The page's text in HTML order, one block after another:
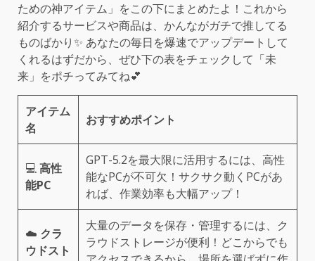
ための神アイテム」をこの下にまとめたよ！これから
紹介するサービスや商品は、かんながガチで推してる
ものばかり✨ あなたの毎日を爆速でアップデートして
くれるはずだから、ぜひ下の表をチェックして「未
来」をポチってみてね💕
アイテム
名
おすすめポイント
💻高性
能PC
GPT-5.2を最大限に活用するには、高性
能なPCが不可欠！サクサク動くPCがあ
れば、作業効率も大幅アップ！
☁️ クラ
ウドスト
大量のデータを保存・管理するには、ク
ラウドストレージが便利！どこからでも